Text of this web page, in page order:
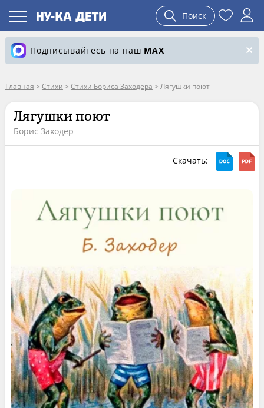
Поиск
Подписывайтесь на наш MAX
Главная > Стихи > Стихи Бориса Заходера > Лягушки поют
Лягушки поют
Борис Заходер
Скачать: